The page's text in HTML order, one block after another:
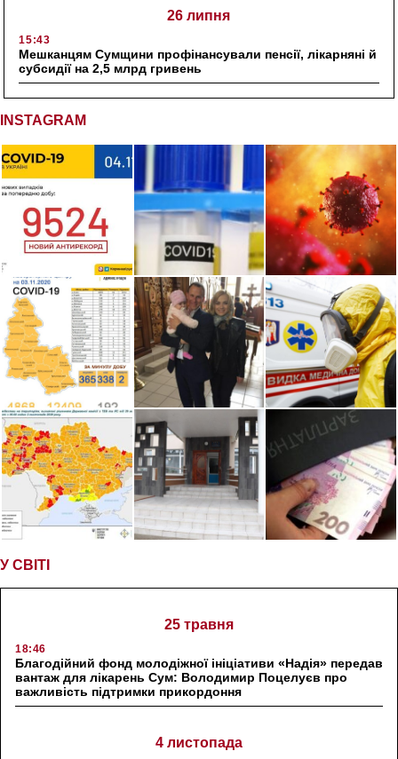
26 липня
15:43
Мешканцям Сумщини профінансували пенсії, лікарняні й
субсидії на 2,5 млрд гривень
INSTAGRAM
У СВІТІ
25 травня
18:46
Благодійний фонд молодіжної ініціативи «Надія» передав
вантаж для лікарень Сум: Володимир Поцелуєв про
важливість підтримки прикордоння
4 листопада